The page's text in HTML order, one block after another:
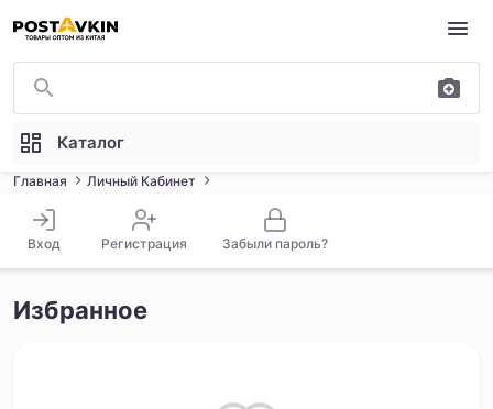
Перейти к основному содержимому
Каталог
Главная Личный Кабинет
Вход Регистрация Забыли пароль?
Избранное